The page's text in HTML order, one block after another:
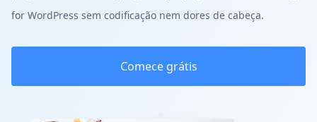
for WordPress sem codificação nem dores de cabeça.
Comece grátis